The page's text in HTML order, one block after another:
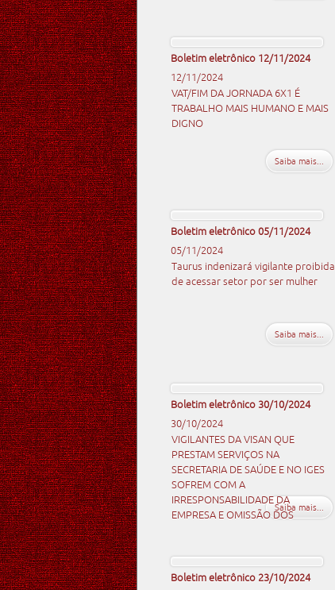
Boletim eletrônico 12/11/2024
12/11/2024
VAT/FIM DA JORNADA 6X1 É
TRABALHO MAIS HUMANO E MAIS
DIGNO
Saiba mais...
Boletim eletrônico 05/11/2024
05/11/2024
Taurus indenizará vigilante proibida
de acessar setor por ser mulher
Saiba mais...
Boletim eletrônico 30/10/2024
30/10/2024
VIGILANTES DA VISAN QUE
PRESTAM SERVIÇOS NA
SECRETARIA DE SAÚDE E NO IGES
SOFREM COM A
IRRESPONSABILIDADE DA
EMPRESA E OMISSÃO DOS
Saiba mais...
Boletim eletrônico 23/10/2024